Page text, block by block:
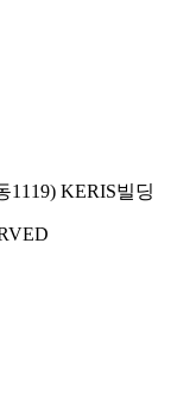
1119) KERIS빌딩